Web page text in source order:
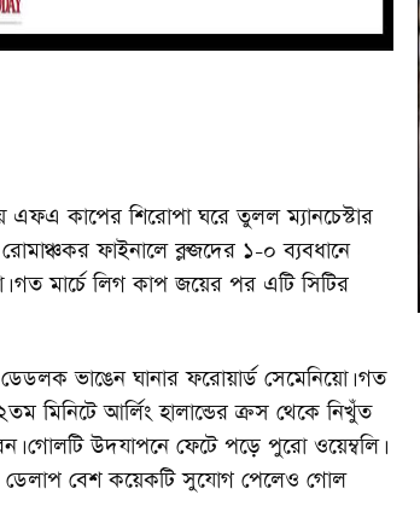
কাপের শিরোপা ঘরে তুলল ম্যানচেস্টার
রোমাঞ্চকর ফাইনালে ব্লুজদের ১-০ ব্যবধানে
গত মার্চে লিগ কাপ জয়ের পর এটি সিটির
ভাঙেন ঘানার ফরোয়ার্ড সেমেনিয়ো। গত
মিনিটে আর্লিং হালান্ডের ক্রস থেকে নিখুঁত
গোলটি উদযাপনে ফেটে পড়ে পুরো ওয়েম্বলি।
ডেলাপ বেশ কয়েকটি সুযোগ পেলেও গোল